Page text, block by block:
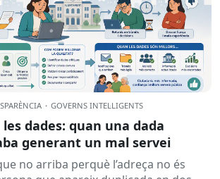
· GOVERNS INTEL·LIGENTS
dades: quan una dada
generant un mal servei
no arriba perquè l’adreça no és